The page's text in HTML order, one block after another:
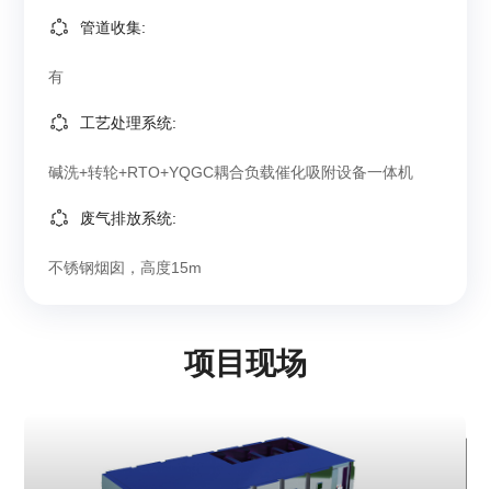
管道收集:
有
工艺处理系统:
碱洗+转轮+RTO+YQGC耦合负载催化吸附设备一体机
废气排放系统:
不锈钢烟囱，高度15m
项目现场